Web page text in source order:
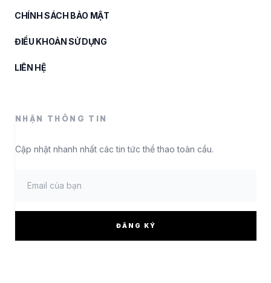
CHÍNH SÁCH BẢO MẬT
ĐIỀU KHOẢN SỬ DỤNG
LIÊN HỆ
NHẬN THÔNG TIN
Cập nhật nhanh nhất các tin tức thể thao toàn cầu.
ĐĂNG KÝ